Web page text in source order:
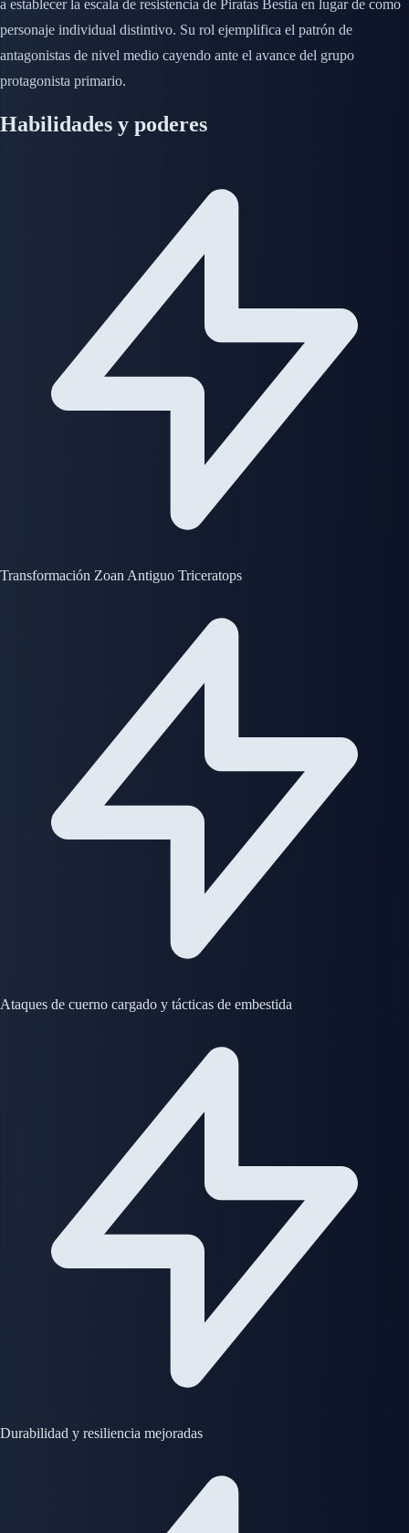
a establecer la escala de resistencia de Piratas Bestia en lugar de como
personaje individual distintivo. Su rol ejemplifica el patrón de
antagonistas de nivel medio cayendo ante el avance del grupo
protagonista primario.
Habilidades y poderes
Transformación Zoan Antiguo Triceratops
Ataques de cuerno cargado y tácticas de embestida
Durabilidad y resiliencia mejoradas